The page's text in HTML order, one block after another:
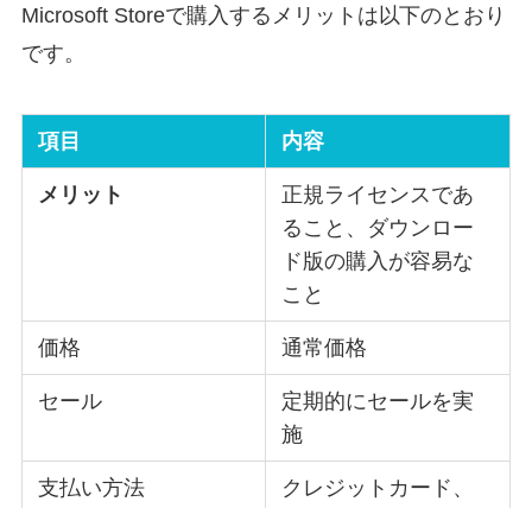
Microsoft Storeで購入するメリットは以下のとおり
です。
項目 内容
メリット
正規ライセンスであ
ること、ダウンロー
ド版の購入が容易な
こと
価格 通常価格
セール
定期的にセールを実
施
支払い方法
クレジットカード、